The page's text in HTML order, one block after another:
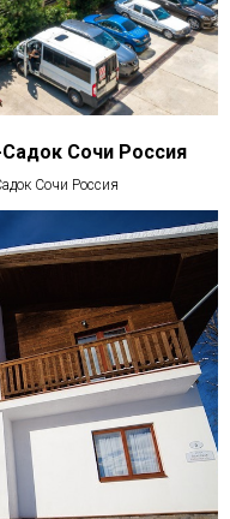
Сочи Россия
Сочи Россия